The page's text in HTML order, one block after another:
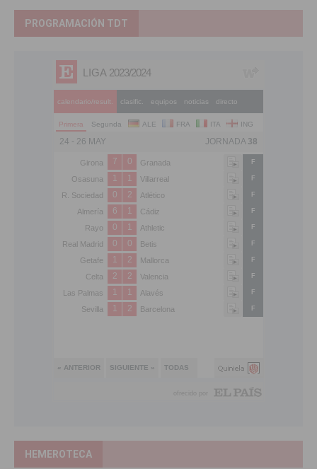
PROGRAMACIÓN TDT
HEMEROTECA